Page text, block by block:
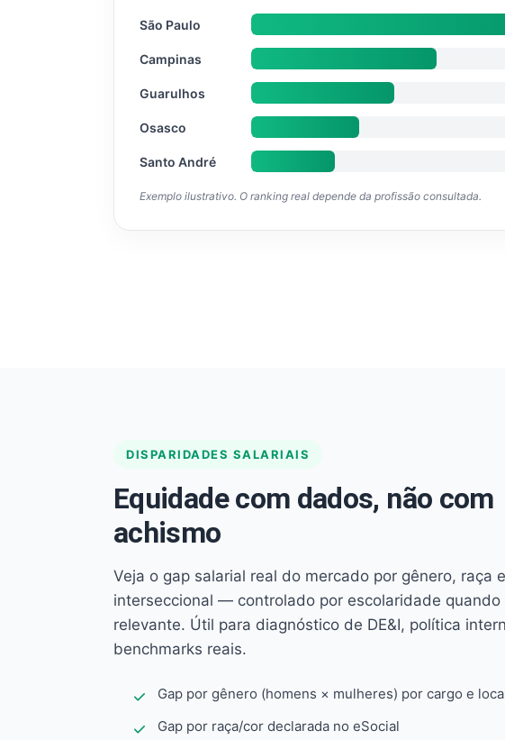
São Paulo
Campinas
Guarulhos
Osasco
Santo André
Exemplo ilustrativo. O ranking real depende da profissão consultada.
DISPARIDADES SALARIAIS
Equidade com dados, não com
achismo
Veja o gap salarial real do mercado por gênero, raça e
interseccional — controlado por escolaridade quando
relevante. Útil para diagnóstico de DE&I, política
benchmarks reais.
Gap por gênero (homens × mulheres) por cargo e
Gap por raça/cor declarada no eSocial